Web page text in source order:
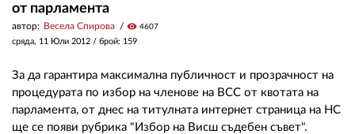
от парламента
автор: Весела Спирова visibility 4607
сряда, 11 Юли 2012 / брой: 159
За да гарантира максимална публичност и прозрачност на
процедурата по избор на членове на ВСС от квотата на
парламента, от днес на титулната интернет страница на НС
ще се появи рубрика "Избор на Висш съдебен съвет".